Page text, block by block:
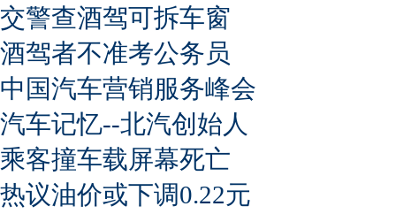
交警查酒驾可拆车窗
酒驾者不准考公务员
中国汽车营销服务峰会
汽车记忆--北汽创始人
乘客撞车载屏幕死亡
热议油价或下调0.22元